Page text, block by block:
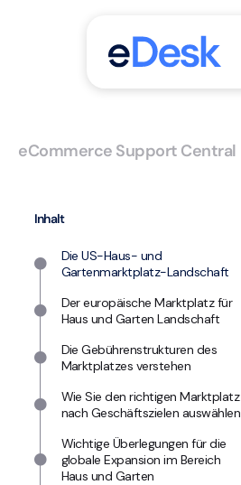
eCommerce Support Central
Inhalt
Die US-Haus- und
Gartenmarktplatz-Landschaft
Der europäische Marktplatz für
Haus und Garten Landschaft
Die Gebührenstrukturen des
Marktplatzes verstehen
Wie Sie den richtigen Marktplatz
nach Geschäftszielen auswählen
Wichtige Überlegungen für die
globale Expansion im Bereich
Haus und Garten